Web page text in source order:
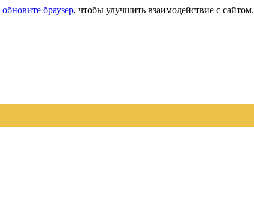
обновите браузер, чтобы улучшить взаимодействие с сайтом.